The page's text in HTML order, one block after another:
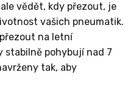
vědět, kdy přezout, je
vašich pneumatik.
na letní
stabilně pohybují nad 7
tak, aby